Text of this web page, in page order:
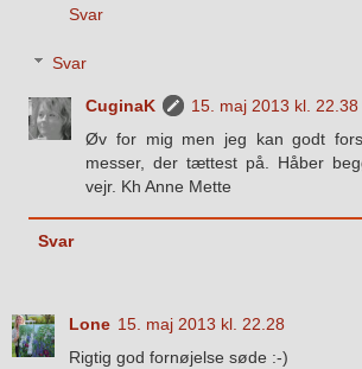
Svar
Svar
CuginaK
15. maj 2013 kl. 22.38
Øv for mig men jeg kan godt
messer, der tættest på. Håber
vejr. Kh Anne Mette
Svar
Lone 15. maj 2013 kl. 22.28
Rigtig god fornøjelse søde :-)